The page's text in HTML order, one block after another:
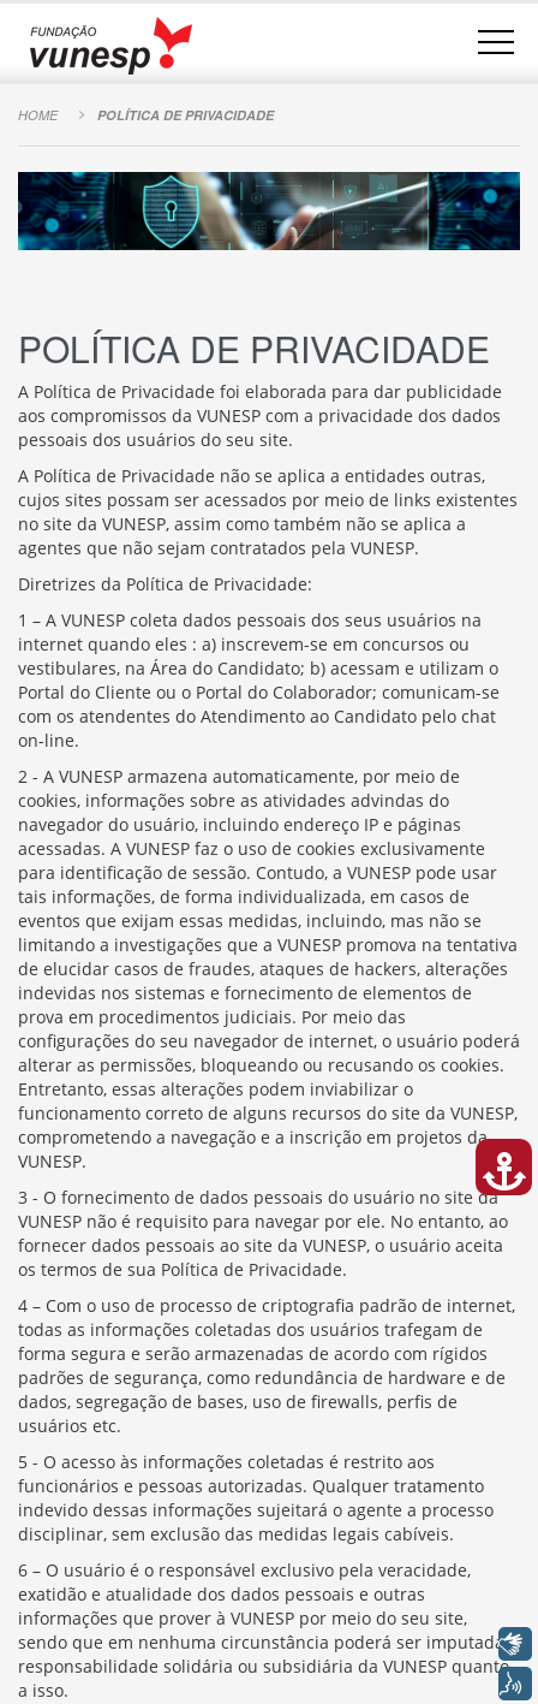
HOME POLÍTICA DE PRIVACIDADE
POLÍTICA DE PRIVACIDADE
A Política de Privacidade foi elaborada para dar publicidade
aos compromissos da VUNESP com a privacidade dos dados
pessoais dos usuários do seu site.
A Política de Privacidade não se aplica a entidades outras,
cujos sites possam ser acessados por meio de links existentes
no site da VUNESP, assim como também não se aplica a
agentes que não sejam contratados pela VUNESP.
Diretrizes da Política de Privacidade:
1 – A VUNESP coleta dados pessoais dos seus usuários na
internet quando eles : a) inscrevem-se em concursos ou
vestibulares, na Área do Candidato; b) acessam e utilizam o
Portal do Cliente ou o Portal do Colaborador; comunicam-se
com os atendentes do Atendimento ao Candidato pelo chat
on-line.
2 - A VUNESP armazena automaticamente, por meio de
cookies, informações sobre as atividades advindas do
navegador do usuário, incluindo endereço IP e páginas
acessadas. A VUNESP faz o uso de cookies exclusivamente
para identificação de sessão. Contudo, a VUNESP pode usar
tais informações, de forma individualizada, em casos de
eventos que exijam essas medidas, incluindo, mas não se
limitando a investigações que a VUNESP promova na tentativa
de elucidar casos de fraudes, ataques de hackers, alterações
indevidas nos sistemas e fornecimento de elementos de
prova em procedimentos judiciais. Por meio das
configurações do seu navegador de internet, o usuário poderá
alterar as permissões, bloqueando ou recusando os cookies.
Entretanto, essas alterações podem inviabilizar o
funcionamento correto de alguns recursos do site da VUNESP,
comprometendo a navegação e a inscrição em projetos da
VUNESP.
3 - O fornecimento de dados pessoais do usuário no site da
VUNESP não é requisito para navegar por ele. No entanto, ao
fornecer dados pessoais ao site da VUNESP, o usuário aceita
os termos de sua Política de Privacidade.
4 – Com o uso de processo de criptografia padrão de internet,
todas as informações coletadas dos usuários trafegam de
forma segura e serão armazenadas de acordo com rígidos
padrões de segurança, como redundância de hardware e de
dados, segregação de bases, uso de firewalls, perfis de
usuários etc.
5 - O acesso às informações coletadas é restrito aos
funcionários e pessoas autorizadas. Qualquer tratamento
indevido dessas informações sujeitará o agente a processo
disciplinar, sem exclusão das medidas legais cabíveis.
6 – O usuário é o responsável exclusivo pela veracidade,
exatidão e atualidade dos dados pessoais e outras
informações que prover à VUNESP por meio do seu site,
sendo que em nenhuma circunstância poderá ser imputada
responsabilidade solidária ou subsidiária da VUNESP quanto
a isso.
Libras
Voz